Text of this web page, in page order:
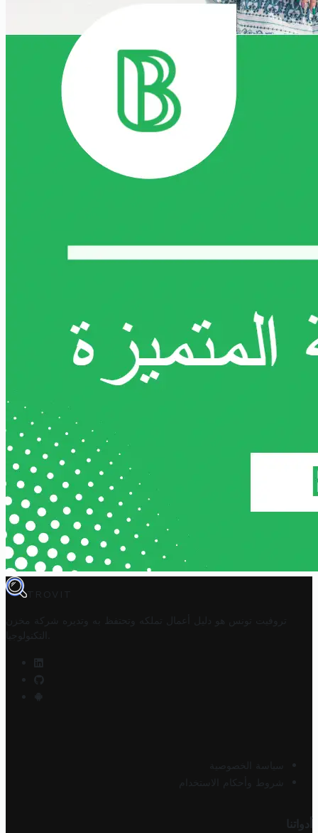
TROVIT
تروفيت تونس هو دليل أعمال تملكه وتحتفظ به وتديره
شركة مخزن
التكنولوجيا
سياسة الخصوصية
شروط وأحكام الاستخدام
أدواتنا